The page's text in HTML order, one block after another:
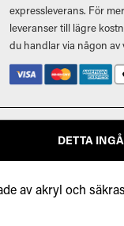
expressleverans. För
leveranser till lägre
du handlar via någon
av akryl och
DETTA